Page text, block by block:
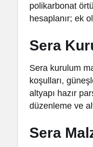
polikarbonat
hesaplanır; ek
Sera
Sera kurulum
koşulları,
altyapı hazır
düzenleme ve
Sera